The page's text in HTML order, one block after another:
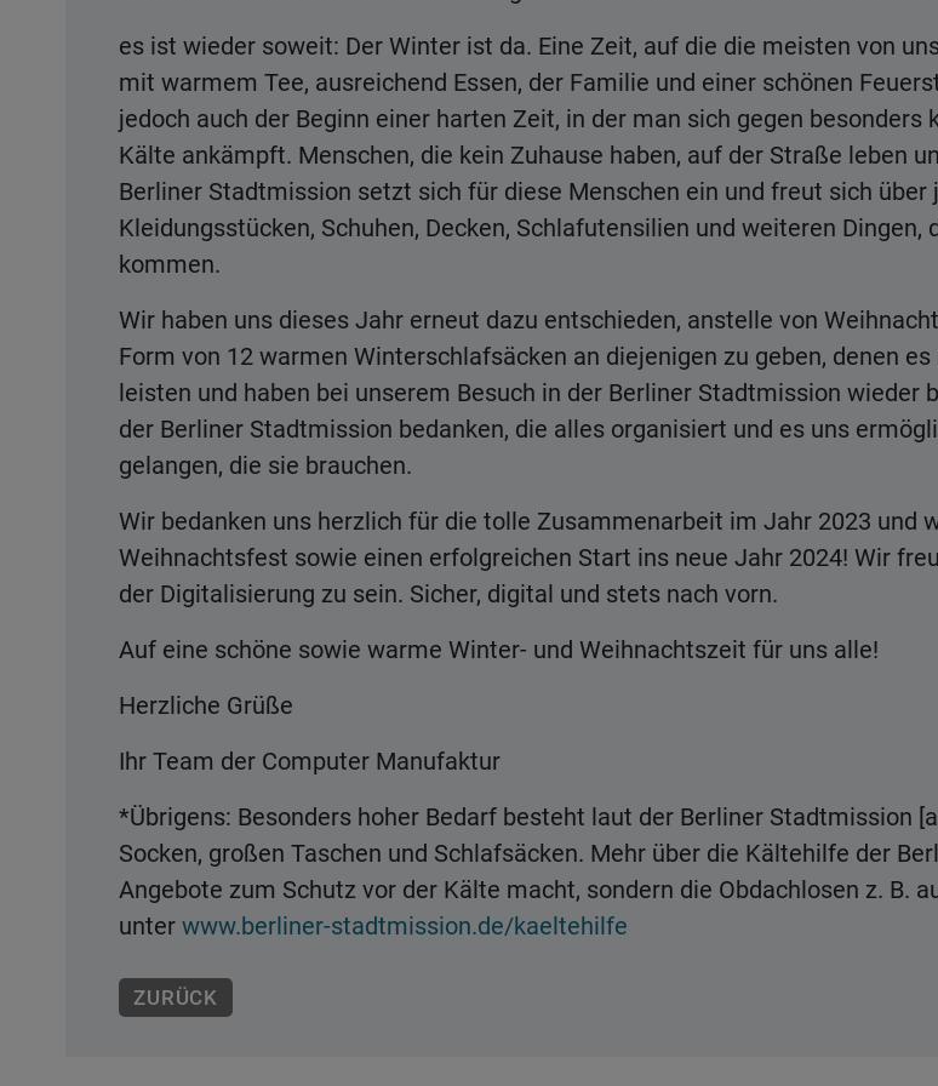
es ist wieder soweit: Der Winter ist da. Eine Zeit, auf die die meisten von
mit warmem Tee, ausreichend Essen, der Familie und einer schönen
jedoch auch der Beginn einer harten Zeit, in der man sich gegen
Kälte ankämpft. Menschen, die kein Zuhause haben, auf der Straße leben
Berliner Stadtmission setzt sich für diese Menschen ein und freut sich über
Kleidungsstücken, Schuhen, Decken, Schlafutensilien und weiteren
kommen.
Wir haben uns dieses Jahr erneut dazu entschieden, anstelle von
Form von 12 warmen Winterschlafsäcken an diejenigen zu geben, denen
leisten und haben bei unserem Besuch in der Berliner Stadtmission
der Berliner Stadtmission bedanken, die alles organisiert und es uns
gelangen, die sie brauchen.
Wir bedanken uns herzlich für die tolle Zusammenarbeit im Jahr 2023 und
Weihnachtsfest sowie einen erfolgreichen Start ins neue Jahr 2024! Wir
der Digitalisierung zu sein. Sicher, digital und stets nach vorn.
Auf eine schöne sowie warme Winter- und Weihnachtszeit für uns alle!
Herzliche Grüße
Ihr Team der Computer Manufaktur
*Übrigens: Besonders hoher Bedarf besteht laut der Berliner Stadtmission
Socken, großen Taschen und Schlafsäcken. Mehr über die Kältehilfe der
Angebote zum Schutz vor der Kälte macht, sondern die Obdachlosen z. B.
unter www.berliner-stadtmission.de/kaeltehilfe
ZURÜCK